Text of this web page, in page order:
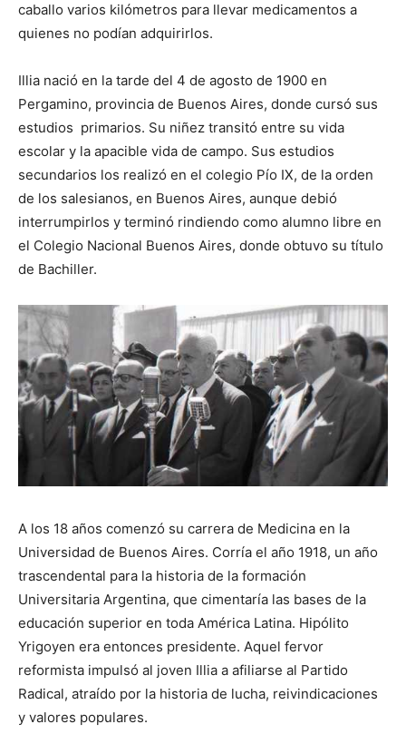
caballo varios kilómetros para llevar medicamentos a
quienes no podían adquirirlos.
Illia nació en la tarde del 4 de agosto de 1900 en
Pergamino, provincia de Buenos Aires, donde cursó sus
estudios primarios. Su niñez transitó entre su vida
escolar y la apacible vida de campo. Sus estudios
secundarios los realizó en el colegio Pío IX, de la orden
de los salesianos, en Buenos Aires, aunque debió
interrumpirlos y terminó rindiendo como alumno libre en
el Colegio Nacional Buenos Aires, donde obtuvo su título
de Bachiller.
A los 18 años comenzó su carrera de Medicina en la
Universidad de Buenos Aires. Corría el año 1918, un año
trascendental para la historia de la formación
Universitaria Argentina, que cimentaría las bases de la
educación superior en toda América Latina. Hipólito
Yrigoyen era entonces presidente. Aquel fervor
reformista impulsó al joven Illia a afiliarse al Partido
Radical, atraído por la historia de lucha, reivindicaciones
y valores populares.